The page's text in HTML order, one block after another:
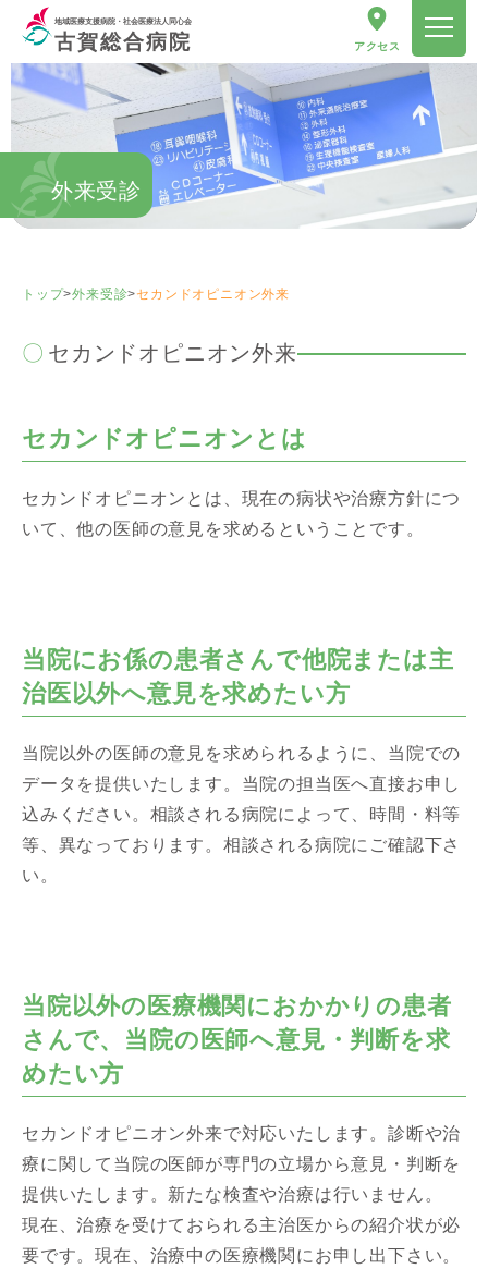
地域医療支援病院・社会医療法人同心会
古賀総合病院 アクセス
外来受診
トップ>外来受診>セカンドオピニオン外来
セカンドオピニオン外来
セカンドオピニオンとは
セカンドオピニオンとは、現在の病状や治療方針につ
いて、他の医師の意見を求めるということです。
当院にお係の患者さんで他院または主
治医以外へ意見を求めたい方
当院以外の医師の意見を求められるように、当院での
データを提供いたします。当院の担当医へ直接お申し
込みください。相談される病院によって、時間・料等
等、異なっております。相談される病院にご確認下さ
い。
当院以外の医療機関におかかりの患者
さんで、当院の医師へ意見・判断を求
めたい方
セカンドオピニオン外来で対応いたします。診断や治
療に関して当院の医師が専門の立場から意見・判断を
提供いたします。新たな検査や治療は行いません。
現在、治療を受けておられる主治医からの紹介状が必
要です。現在、治療中の医療機関にお申し出下さい。